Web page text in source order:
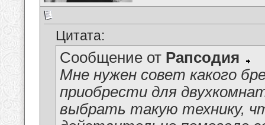
Цитата:
Сообщение от Рапсодия
Мне нужен совет какого
приобрести для
выбрать такую технику,